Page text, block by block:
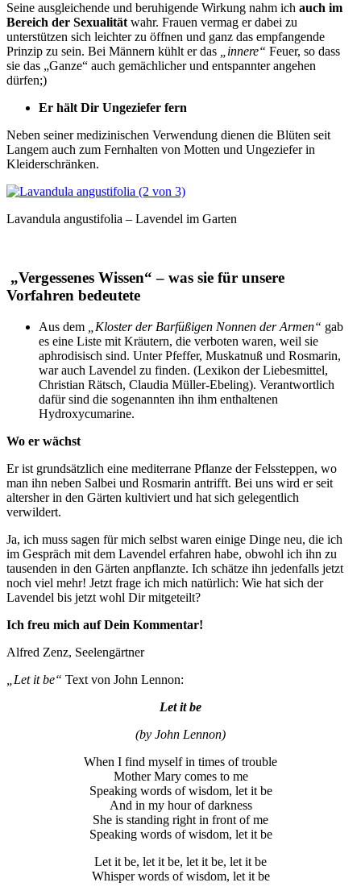
Seine ausgleichende und beruhigende Wirkung nahm ich auch im
Bereich der Sexualität wahr. Frauen vermag er dabei zu
unterstützen sich leichter zu öffnen und ganz das empfangende
Prinzip zu sein. Bei Männern kühlt er das
„innere“ Feuer, so dass
sie das „Ganze“ auch gemächlicher und entspannter angehen
dürfen;)
Er hält Dir Ungeziefer fern
Neben seiner medizinischen Verwendung dienen die Blüten seit
Langem auch zum Fernhalten von Motten und Ungeziefer in
Kleiderschränken.
Lavandula angustifolia – Lavendel im Garten
„Vergessenes Wissen“ – was sie für unsere
Vorfahren bedeutete
Aus dem „Kloster der Barfüßigen Nonnen der Armen“ gab
es eine Liste mit Kräutern, die verboten waren, weil sie
aphrodisisch sind. Unter Pfeffer, Muskatnuß und Rosmarin,
war auch Lavendel zu finden. (Lexikon der Liebesmittel,
Christian Rätsch, Claudia Müller-Ebeling). Verantwortlich
dafür sind die sogenannten ihn ihm enthaltenen
Hydroxycumarine.
Wo er wächst
Er ist grundsätzlich eine mediterrane Pflanze der Felssteppen, wo
man ihn neben Salbei und Rosmarin antrifft. Bei uns wird er seit
altersher in den Gärten kultiviert und hat sich gelegentlich
verwildert.
Ja, ich muss sagen für mich selbst waren einige Dinge neu, die ich
im Gespräch mit dem Lavendel erfahren habe, obwohl ich ihn zu
tausenden in den Gärten anpflanzte. Ich schätze ihn jedenfalls jetzt
noch viel mehr! Jetzt frage ich mich natürlich: Wie hat sich der
Lavendel bis jetzt wohl Dir mitgeteilt?
Ich freu mich auf Dein Kommentar!
Alfred Zenz, Seelengärtner
„Let it be“ Text von John Lennon:
Let it be
(by John Lennon)
When I find myself in times of trouble
Mother Mary comes to me
Speaking words of wisdom, let it be
And in my hour of darkness
She is standing right in front of me
Speaking words of wisdom, let it be
Let it be, let it be, let it be, let it be
Whisper words of wisdom, let it be